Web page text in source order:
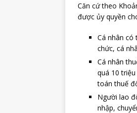
Căn cứ theo
được ủy quyền
Cá nhân
chức, cá
Cá nhân
quá 10
toán thuế
Người lao
nhập,